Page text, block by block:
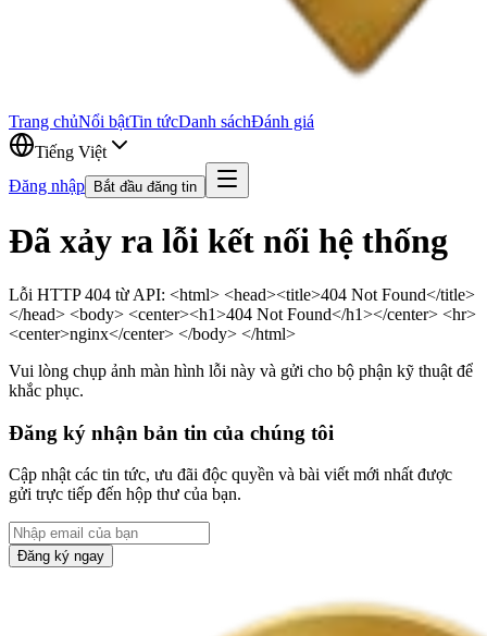
Trang chủNổi bậtTin tứcDanh sáchĐánh giá
Tiếng Việt
Đăng nhập
Bắt đầu đăng tin
Đã xảy ra lỗi kết nối hệ thống
Lỗi HTTP 404 từ API: <html> <head><title>404 Not Found</title>
</head> <body> <center><h1>404 Not Found</h1></center> <hr>
<center>nginx</center> </body> </html>
Vui lòng chụp ảnh màn hình lỗi này và gửi cho bộ phận kỹ thuật để
khắc phục.
Đăng ký nhận bản tin của chúng tôi
Cập nhật các tin tức, ưu đãi độc quyền và bài viết mới nhất được
gửi trực tiếp đến hộp thư của bạn.
Đăng ký ngay